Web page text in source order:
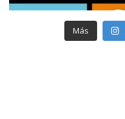
Más